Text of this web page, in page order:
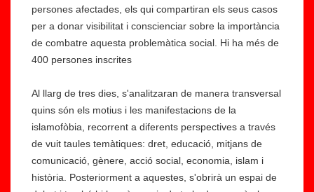
persones afectades, els qui compartiran els seus casos
per a donar visibilitat i conscienciar sobre la importància
de combatre aquesta problemàtica social. Hi ha més de
400 persones inscrites
Al llarg de tres dies, s'analitzaran de manera transversal
quins són els motius i les manifestacions de la
islamofòbia, recorrent a diferents perspectives a través
de vuit taules temàtiques: dret, educació, mitjans de
comunicació, gènere, acció social, economia, islam i
història. Posteriorment a aquestes, s'obrirà un espai de